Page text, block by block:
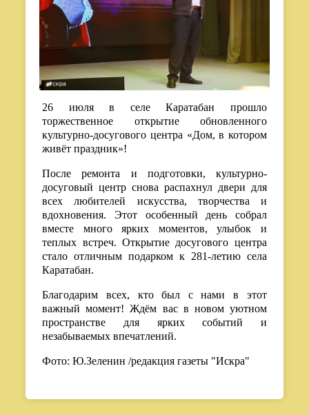
26 июля в селе Каратабан прошло
торжественное открытие обновленного
культурно-досугового центра «Дом, в котором
живёт праздник»!
После ремонта и подготовки, культурно-
досуговый центр снова распахнул двери для
всех любителей искусства, творчества и
вдохновения. Этот особенный день собрал
вместе много ярких моментов, улыбок и
теплых встреч. Открытие досугового центра
стало отличным подарком к 281-летию села
Каратабан.
Благодарим всех, кто был с нами в этот
важный момент! Ждём вас в новом уютном
пространстве для ярких событий и
незабываемых впечатлений.
Фото: Ю.Зеленин /редакция газеты "Искра"